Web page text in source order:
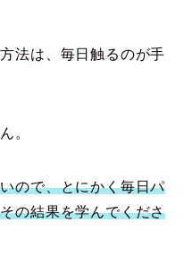
法は、毎日触るのが手
。
ので、とにかく毎日パ
の結果を学んでくださ